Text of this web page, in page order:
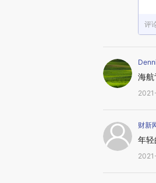
评
海航
财新
年轻